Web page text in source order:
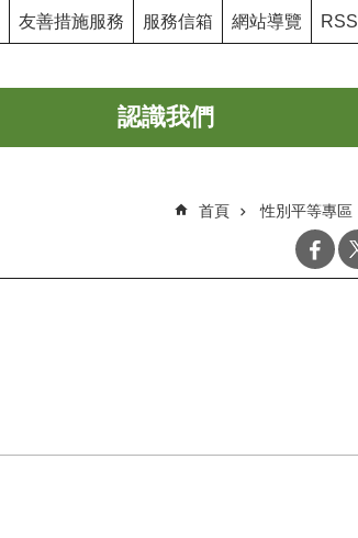
友善措施服務 服務信箱 網站導覽 RSS
認識我們
首頁 性別平等專區